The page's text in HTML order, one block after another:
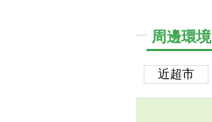
周邊環境
近超市